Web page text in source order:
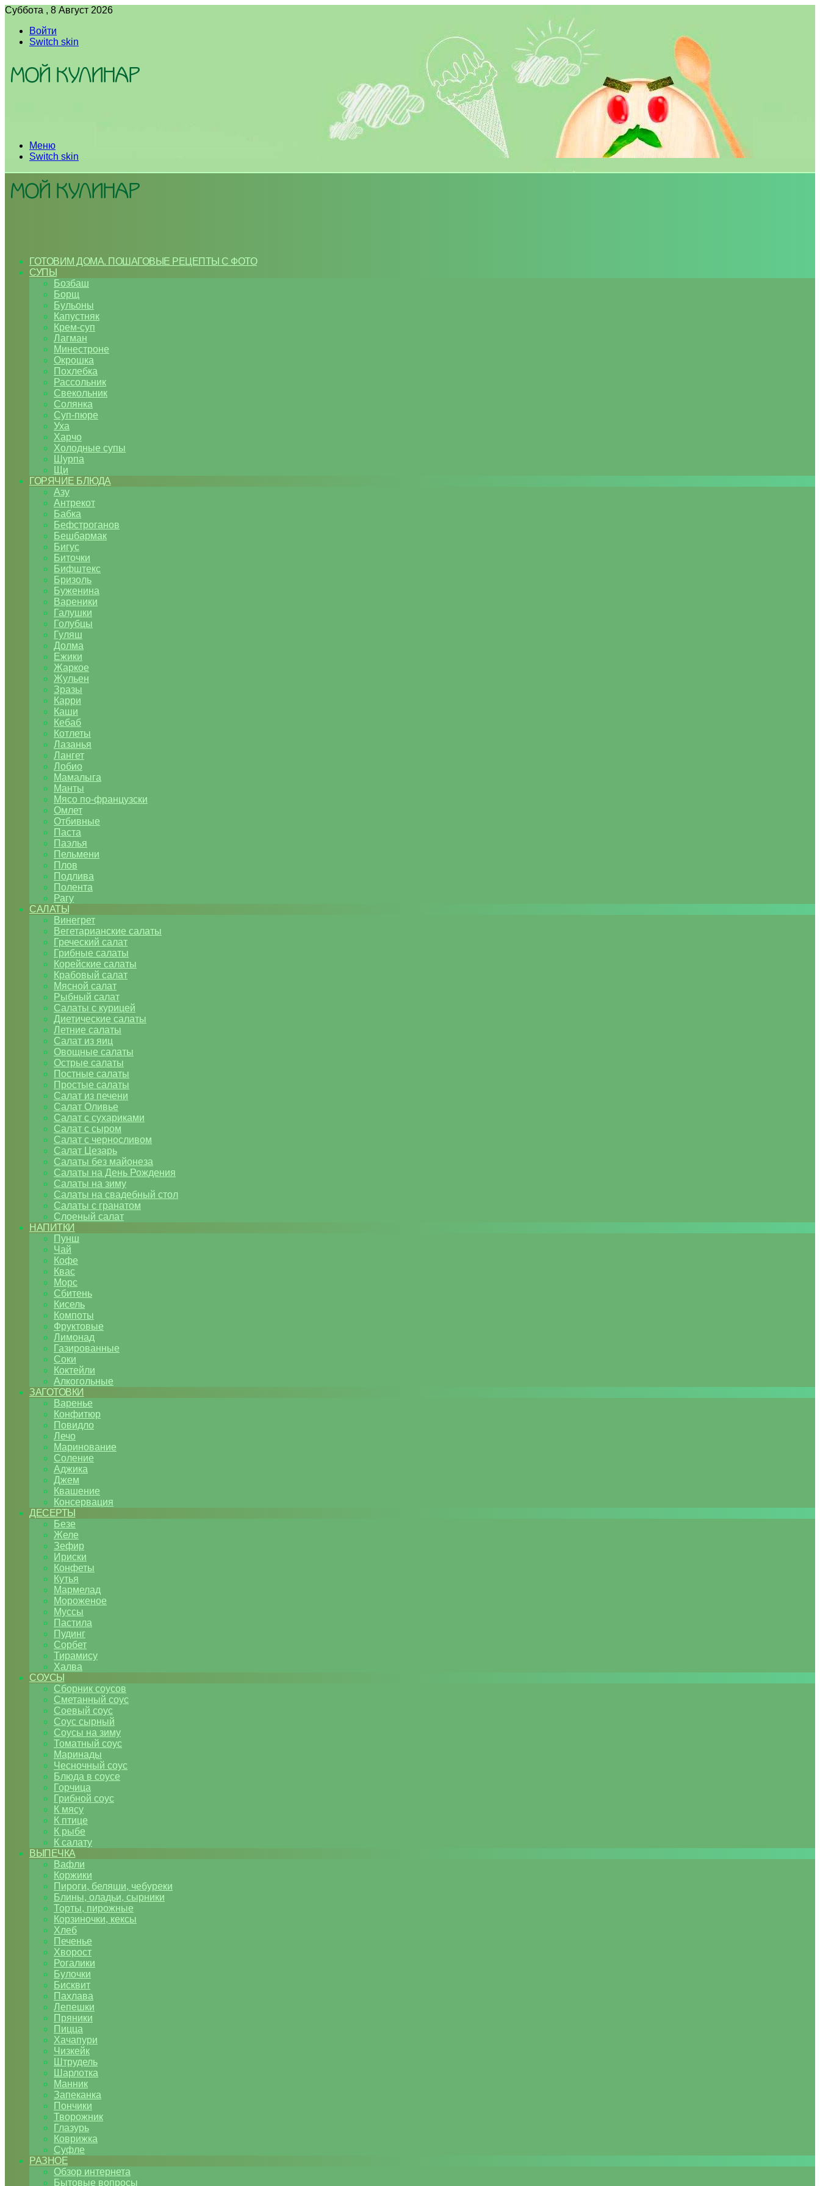
Суббота , 8 Август 2026
Войти
Switch skin
Меню
Switch skin
ГОТОВИМ ДОМА. ПОШАГОВЫЕ РЕЦЕПТЫ С ФОТО
СУПЫ
Бозбаш
Борщ
Бульоны
Капустняк
Крем-суп
Лагман
Минестроне
Окрошка
Похлебка
Рассольник
Свекольник
Солянка
Суп-пюре
Уха
Харчо
Холодные супы
Шурпа
Щи
ГОРЯЧИЕ БЛЮДА
Азу
Антрекот
Бабка
Бефстроганов
Бешбармак
Бигус
Биточки
Бифштекс
Бризоль
Буженина
Вареники
Галушки
Голубцы
Гуляш
Долма
Ежики
Жаркое
Жульен
Зразы
Карри
Каши
Кебаб
Котлеты
Лазанья
Лангет
Лобио
Мамалыга
Манты
Мясо по-французски
Омлет
Отбивные
Паста
Паэлья
Пельмени
Плов
Подлива
Полента
Рагу
САЛАТЫ
Винегрет
Вегетарианские салаты
Греческий салат
Грибные салаты
Корейские салаты
Крабовый салат
Мясной салат
Рыбный салат
Салаты с курицей
Диетические салаты
Летние салаты
Салат из яиц
Овощные салаты
Острые салаты
Постные салаты
Простые салаты
Салат из печени
Салат Оливье
Салат с сухариками
Салат с сыром
Салат с черносливом
Салат Цезарь
Салаты без майонеза
Салаты на День Рождения
Салаты на зиму
Салаты на свадебный стол
Салаты с гранатом
Слоеный салат
НАПИТКИ
Пунш
Чай
Кофе
Квас
Морс
Сбитень
Кисель
Компоты
Фруктовые
Лимонад
Газированные
Соки
Коктейли
Алкогольные
ЗАГОТОВКИ
Варенье
Конфитюр
Повидло
Лечо
Маринование
Соление
Аджика
Джем
Квашение
Консервация
ДЕСЕРТЫ
Безе
Желе
Зефир
Ириски
Конфеты
Кутья
Мармелад
Мороженое
Муссы
Пастила
Пудинг
Сорбет
Тирамису
Халва
СОУСЫ
Сборник соусов
Сметанный соус
Соевый соус
Соус сырный
Соусы на зиму
Томатный соус
Маринады
Чесночный соус
Блюда в соусе
Горчица
Грибной соус
К мясу
К птице
К рыбе
К салату
ВЫПЕЧКА
Вафли
Коржики
Пироги, беляши, чебуреки
Блины, оладьи, сырники
Торты, пирожные
Корзиночки, кексы
Хлеб
Печенье
Хворост
Рогалики
Булочки
Бисквит
Пахлава
Лепешки
Пряники
Пицца
Хачапури
Чизкейк
Штрудель
Шарлотка
Манник
Запеканка
Пончики
Творожник
Глазурь
Коврижка
Суфле
РАЗНОЕ
Обзор интернета
Бытовые вопросы